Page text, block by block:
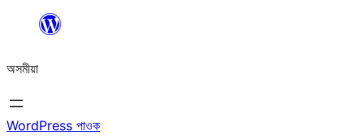
বিষয়বস্তুলৈ
যাওক
অসমীয়া
WordPress পাওক